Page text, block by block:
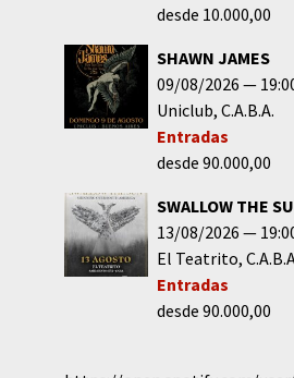
desde 10.000,00
SHAWN JAMES
09/08/2026
Uniclub C.A.B.A.
Entradas
desde 90.000,00
SWALLOW THE
13/08/2026
El Teatrito
Entradas
desde 90.000,00